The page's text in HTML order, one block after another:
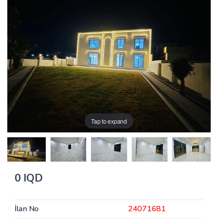
Tap to expand
0 IQD
İlan No
24071681